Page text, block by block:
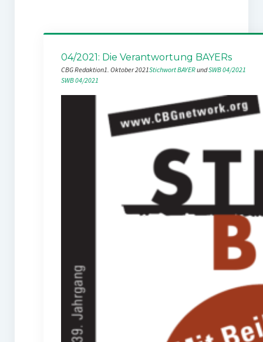
04/2021: Die Verantwortung BAYERs
CBG Redaktion1. Oktober 2021Stichwort BAYER und SWB 04/2021
SWB 04/2021